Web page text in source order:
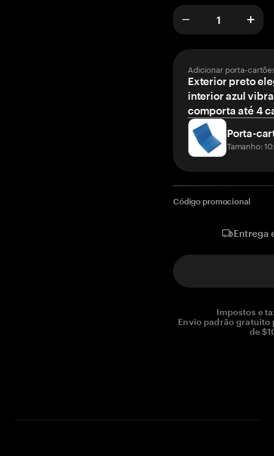
Adicionar porta-
Exterior preto
interior azul
comporta até 4
Porta-
Tamanho:
Código promocional
Entrega
Impostos e
Envio padrão gratuito
de